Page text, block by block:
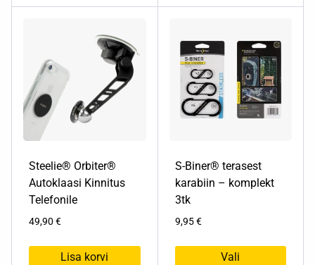
tootel
mitu
varianti.
Valikuid
saab
teha
Steelie® Orbiter®
Autoklaasi Kinnitus
Telefonile
49,90 €
Lisa korvi
S-Biner® terasest
karabiin – komplekt
3tk
9,95€
Vali